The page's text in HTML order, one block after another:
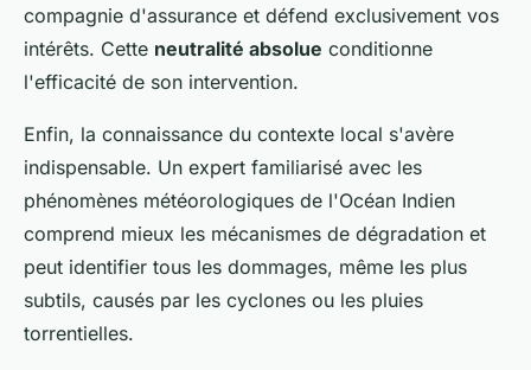
compagnie d'assurance et défend exclusivement vos
intérêts. Cette neutralité absolue conditionne
l'efficacité de son intervention.
Enfin, la connaissance du contexte local s'avère
indispensable. Un expert familiarisé avec les
phénomènes météorologiques de l'Océan Indien
comprend mieux les mécanismes de dégradation et
peut identifier tous les dommages, même les plus
subtils, causés par les cyclones ou les pluies
torrentielles.